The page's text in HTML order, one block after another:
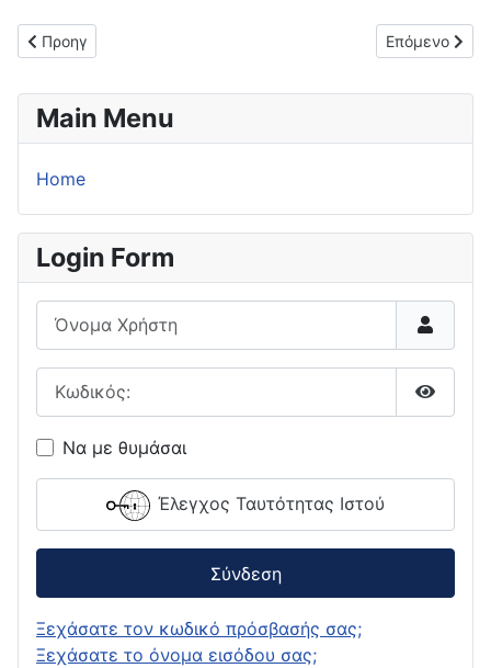
Προηγούμενο άρθρο: Ανανέωσε με Γιώργο Βασιλάκη ο ΟΦΑΜ!
Προηγ Επόμενο
Επόμενο
Main Menu
Home
Login Form
Όνομα Χρήστη
Να με θυμάσαι
Έλεγχος Ταυτότητας Ιστού
Σύνδεση
Ξεχάσατε τον κωδικό πρόσβασής σας;
Ξεχάσατε το όνομα εισόδου σας;